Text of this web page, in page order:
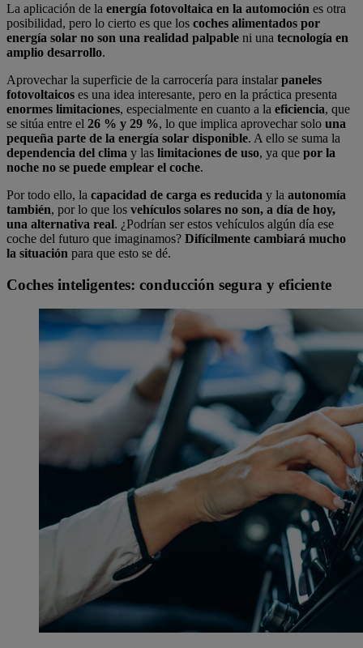
La aplicación de la energía fotovoltaica en la automoción es otra
posibilidad, pero lo cierto es que los coches alimentados por
energía solar no son una realidad palpable ni una tecnología en
amplio desarrollo.
Aprovechar la superficie de la carrocería para instalarpaneles
fotovoltaicos es una idea interesante, pero en la práctica presenta
enormes limitaciones, especialmente en cuanto a la eficiencia, que
se sitúa entre el 26 % y 29 %, lo que implica aprovechar solo una
pequeña parte de la energía solar disponible. A ello se suma la
dependencia del clima y las limitaciones de uso, ya que por la
noche no se puede emplear el coche.
Por todo ello, la capacidad de carga es reducida y la autonomía
también, por lo que los vehículos solares no son, a día de hoy,
una alternativa real. ¿Podrían ser estos vehículos algún día ese
coche del futuro que imaginamos? Difícilmente cambiará mucho
la situación para que esto se dé.
Coches inteligentes: conducción segura y eficiente